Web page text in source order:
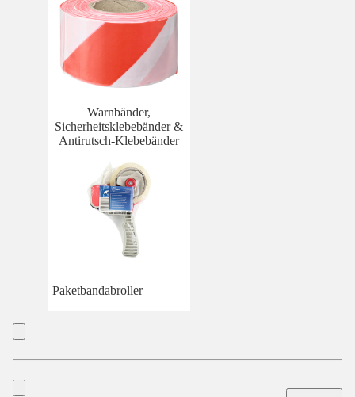
Warnbänder,
Sicherheitsklebebänder &
Antirutsch-Klebebänder
Paketbandabroller